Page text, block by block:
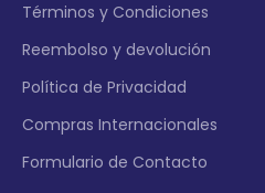
Términos y Condiciones
Reembolso y devolución
Política de Privacidad
Compras Internacionales
Formulario de Contacto